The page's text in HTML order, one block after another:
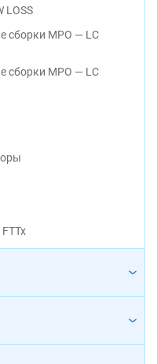
LOSS
сборки MPO — LC
сборки MPO — LC